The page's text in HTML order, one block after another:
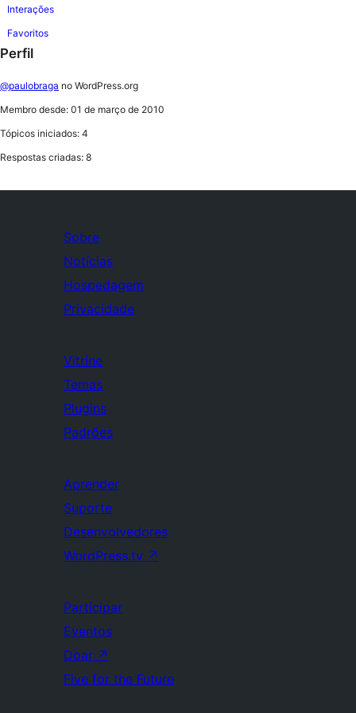
Interações
Favoritos
Perfil
@paulobraga no WordPress.org
Membro desde: 01 de março de 2010
Tópicos iniciados: 4
Respostas criadas: 8
Sobre
Notícias
Hospedagem
Privacidade
Vitrine
Temas
Plugins
Padrões
Aprender
Suporte
Desenvolvedores
WordPress.tv ↗
Participar
Eventos
Doar ↗
Five for the Future